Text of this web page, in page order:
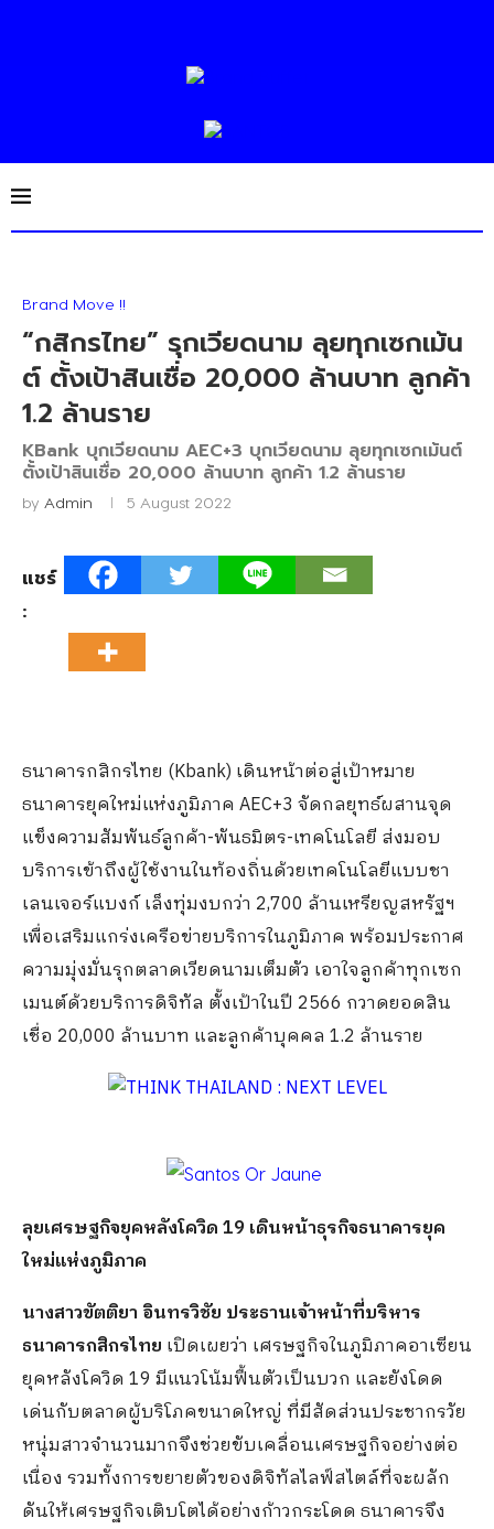
Brand Move !!
“กสิกรไทย” รุกเวียดนาม ลุยทุกเซกเม้น
ต์ ตั้งเป้าสินเชื่อ 20,000 ล้านบาท ลูกค้า
1.2 ล้านราย
KBank บุกเวียดนาม AEC+3 บุกเวียดนาม ลุยทุกเซกเม้นต์
ตั้งเป้าสินเชื่อ 20,000 ล้านบาท ลูกค้า 1.2 ล้านราย
by Admin 5 August 2022
แชร์
:
ธนาคารกสิกรไทย (Kbank) เดินหน้าต่อสู่เป้าหมาย
ธนาคารยุคใหม่แห่งภูมิภาค AEC+3 จัดกลยุทธ์ผสานจุด
แข็งความสัมพันธ์ลูกค้า-พันธมิตร-เทคโนโลยี ส่งมอบ
บริการเข้าถึงผู้ใช้งานในท้องถิ่นด้วยเทคโนโลยีแบบชา
เลนเจอร์แบงก์ เล็งทุ่มงบกว่า 2,700 ล้านเหรียญสหรัฐฯ
เพื่อเสริมแกร่งเครือข่ายบริการในภูมิภาค พร้อมประกาศ
ความมุ่งมั่นรุกตลาดเวียดนามเต็มตัว เอาใจลูกค้าทุกเซก
เมนต์ด้วยบริการดิจิทัล ตั้งเป้าในปี 2566 กวาดยอดสิน
เชื่อ 20,000 ล้านบาท และลูกค้าบุคคล 1.2 ล้านราย
ลุยเศรษฐกิจยุคหลังโควิด19 เดินหน้าธุรกิจธนาคารยุค
ใหม่แห่งภูมิภาค
นางสาวขัตติยา อินทรวิชัย ประธานเจ้าหน้าที่บริหาร
ธนาคารกสิกรไทย เปิดเผยว่า เศรษฐกิจในภูมิภาคอาเซียน
ยุคหลังโควิด 19 มีแนวโน้มฟื้นตัวเป็นบวก และยังโดด
เด่นกับตลาดผู้บริโภคขนาดใหญ่ ที่มีสัดส่วนประชากรวัย
หนุ่มสาวจำนวนมากจึงช่วยขับเคลื่อนเศรษฐกิจอย่างต่อ
เนื่อง รวมทั้งการขยายตัวของดิจิทัลไลฟ์สไตล์ที่จะผลัก
ดันให้เศรษฐกิจเติบโตได้อย่างก้าวกระโดด ธนาคารจึง